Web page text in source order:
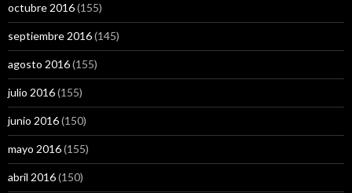
octubre 2016(155)
septiembre 2016(145)
agosto 2016(155)
julio 2016(155)
junio 2016(150)
mayo 2016(155)
abril 2016(150)